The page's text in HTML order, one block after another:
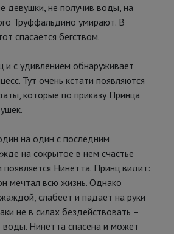
девушки, не получив воды, на
Труффальдино умирают. В
спасается бегством.
и с удивлением обнаруживает
Тут очень кстати появляются
которые по приказу Принца
на один с последним
на сокрытое в нем счастье
Нинетта. Принц видит:
мечтал всю жизнь. Однако
слабеет и падает на руки
не в силах бездействовать –
Нинетта спасена и может